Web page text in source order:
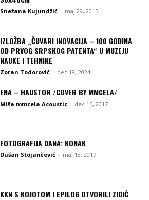
Snežana Kujundžić - maj 29, 2015
IZLOŽBA „ČUVARI INOVACIJA – 100 GODINA
OD PRVOG SRPSKOG PATENTA“ U MUZEJU
NAUKE I TEHNIKE
Zoran Todorović - dec 18, 2024
ENA – HAUSTOR /COVER BY MMCELA/
Miša mmcela Acoustic - dec 15, 2017
FOTOGRAFIJA DANA: KONAK
Dušan Stojančević - maj 18, 2017
KKN S KOJOTOM I EPILOG OTVORILI ZIDIĆ